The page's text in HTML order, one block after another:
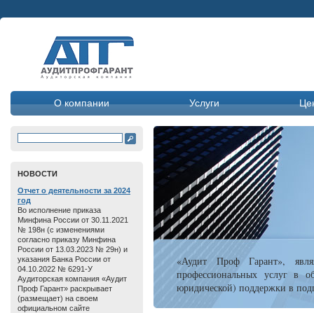
О компании Услуги
«Аудит Проф Гарант»,
профессиональных услуг в
юридической) поддержки в
HОВОСТИ
Отчет о дeятельнoсти зa 2024
год
Во исполнение приказа
Минфина России от 30.11.2021
№ 198н (с изменениями
согласно приказу Минфина
России от 13.03.2023 № 29н) и
указания Банка России от
04.10.2022 № 6291-У
Аудиторская компания «Аудит
Проф Гарант» раскрывает
(размещает) на своем
официальном сайте